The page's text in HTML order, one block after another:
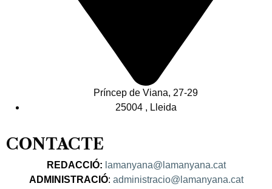
Príncep de Viana, 27-29
25004 , Lleida
CONTACTE
REDACCIÓ: lamanyana@lamanyana.cat
ADMINISTRACIÓ: administracio@lamanyana.cat